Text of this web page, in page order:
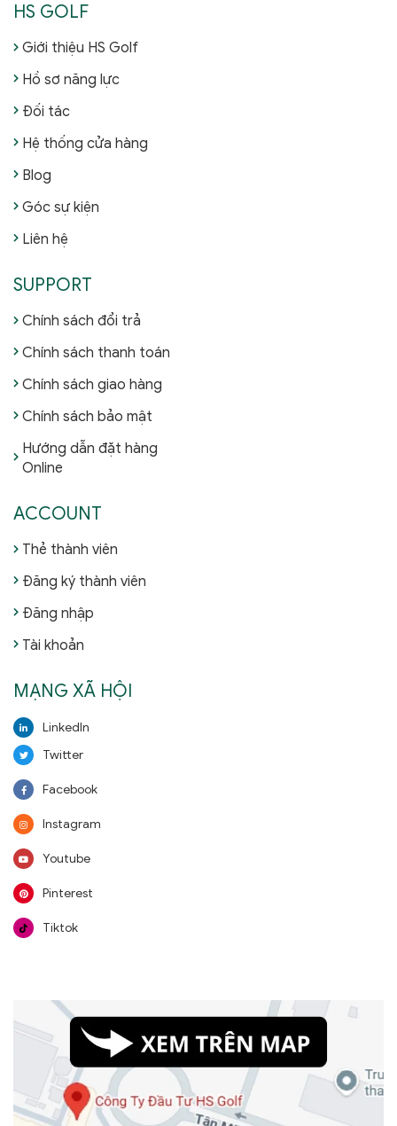
HS GOLF
Giới thiệu HS Golf
Hồ sơ năng lực
Đối tác
Hệ thống cửa hàng
Blog
Góc sự kiện
Liên hệ
SUPPORT
Chính sách đổi trả
Chính sách thanh toán
Chính sách giao hàng
Chính sách bảo mật
Hướng dẫn đặt hàng
Online
ACCOUNT
Thẻ thành viên
Đăng ký thành viên
Đăng nhập
Tài khoản
MẠNG XÃ HỘI
LinkedIn
Twitter
Facebook
Instagram
Youtube
Pinterest
Tiktok